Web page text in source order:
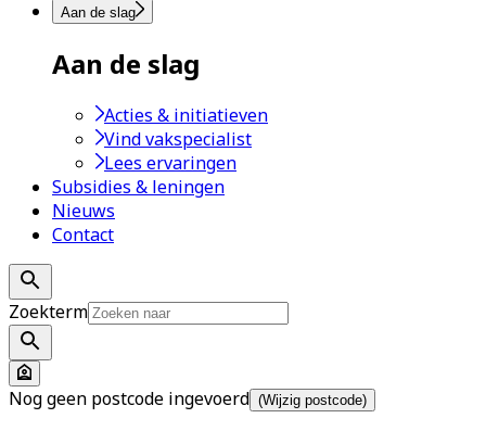
Aan de slag
Aan de slag
Acties & initiatieven
Vind vakspecialist
Lees ervaringen
Subsidies & leningen
Nieuws
Contact
Zoekterm
Nog geen postcode ingevoerd (Wijzig postcode)